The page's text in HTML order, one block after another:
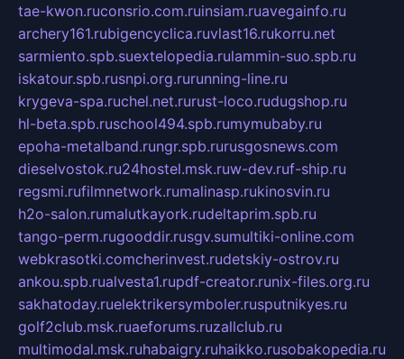
tae-kwon.ruconsrio.com.ruinsiam.ruavegainfo.ru
archery161.rubigencyclica.ruvlast16.rukorru.net
sarmiento.spb.suextelopedia.rulammin-suo.spb.ru
iskatour.spb.rusnpi.org.rurunning-line.ru
krygeva-spa.ruchel.net.rurust-loco.rudugshop.ru
hl-beta.spb.ruschool494.spb.rumymubaby.ru
epoha-metalband.rungr.spb.rurusgosnews.com
dieselvostok.ru24hostel.msk.ruw-dev.ruf-ship.ru
regsmi.rufilmnetwork.rumalinasp.rukinosvin.ru
h2o-salon.rumalutkayork.rudeltaprim.spb.ru
tango-perm.rugooddir.rusgv.sumultiki-online.com
webkrasotki.comcherinvest.rudetskiy-ostrov.ru
ankou.spb.rualvesta1.rupdf-creator.runix-files.org.ru
sakhatoday.ruelektrikersymboler.rusputnikyes.ru
golf2club.msk.ruaeforums.ruzallclub.ru
multimodal.msk.ruhabaigry.ruhaikko.rusobakopedia.ru